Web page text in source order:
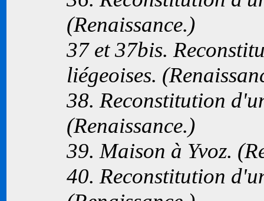
(Renaissance.)
37 et 37bis.
liégeoises.
38. Reconstitution
(Renaissance.)
39. Maison à Yvoz.
40. Reconstitution